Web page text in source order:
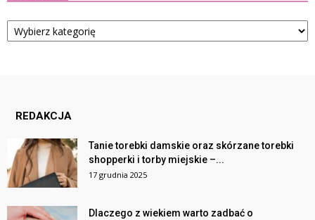
Kategorie
REDAKCJA
Tanie torebki damskie oraz skórzane torebki
shopperki i torby miejskie –...
17 grudnia 2025
Dlaczego z wiekiem warto zadbać o